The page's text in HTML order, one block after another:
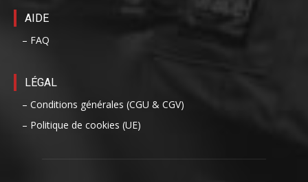
AIDE
– FAQ
LÉGAL
– Conditions générales (CGU & CGV)
– Politique de cookies (UE)